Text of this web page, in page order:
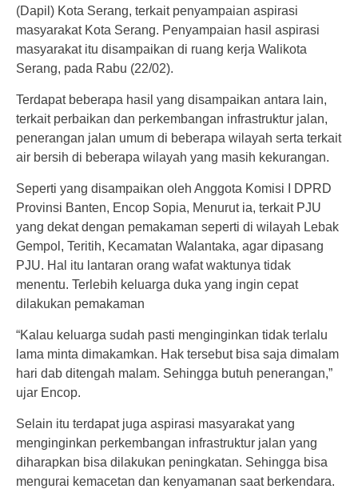
(Dapil) Kota Serang, terkait penyampaian aspirasi
masyarakat Kota Serang. Penyampaian hasil aspirasi
masyarakat itu disampaikan di ruang kerja Walikota
Serang, pada Rabu (22/02).
Terdapat beberapa hasil yang disampaikan antara lain,
terkait perbaikan dan perkembangan infrastruktur jalan,
penerangan jalan umum di beberapa wilayah serta terkait
air bersih di beberapa wilayah yang masih kekurangan.
Seperti yang disampaikan oleh Anggota Komisi I DPRD
Provinsi Banten, Encop Sopia, Menurut ia, terkait PJU
yang dekat dengan pemakaman seperti di wilayah Lebak
Gempol, Teritih, Kecamatan Walantaka, agar dipasang
PJU. Hal itu lantaran orang wafat waktunya tidak
menentu. Terlebih keluarga duka yang ingin cepat
dilakukan pemakaman
“Kalau keluarga sudah pasti menginginkan tidak terlalu
lama minta dimakamkan. Hak tersebut bisa saja dimalam
hari dab ditengah malam. Sehingga butuh penerangan,”
ujar Encop.
Selain itu terdapat juga aspirasi masyarakat yang
menginginkan perkembangan infrastruktur jalan yang
diharapkan bisa dilakukan peningkatan. Sehingga bisa
mengurai kemacetan dan kenyamanan saat berkendara.